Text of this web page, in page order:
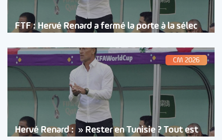
FTF : Hervé Renard a fermé la porte à la sélec
CM 2026
Hervé Renard : » Rester en Tunisie ? Tout est